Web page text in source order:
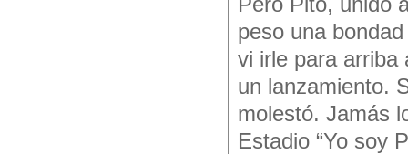
peso una
vi irle para arriba
un lanzamiento.
molestó. Jamás
Estadio “Yo soy